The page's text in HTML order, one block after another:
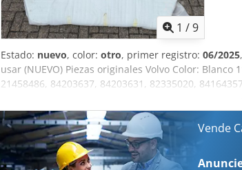
1 /9
Estado: nuevo, color: otro, primer registro: 06/2025
usar (NUEVO) Piezas originales Volvo Color: Blanco
21458486, 84203637, 84203631, 82335020,
Estado técnico: muy bueno Estado visual: muy
empresa = Para más fotos, consulte: ¿Por qué
Aoyy Um Eshuof Thomas Trucks es una de las
industriales más grandes a nivel mundial. Aquí
usados, tractores, remolques y semirremolques.
Vende